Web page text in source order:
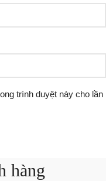
trình duyệt này cho lần
hàng